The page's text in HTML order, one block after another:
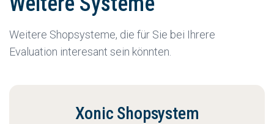
Weitere Shopsysteme, die für Sie bei Ihrere
Evaluation interesant sein könnten.
Xonic Shopsystem